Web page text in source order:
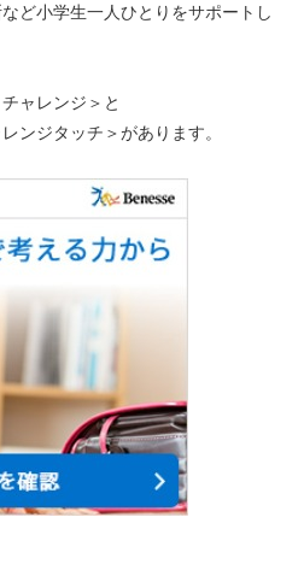
ど小学生一人ひとりをサポートし
ャレンジ＞と
ンジタッチ＞があります。